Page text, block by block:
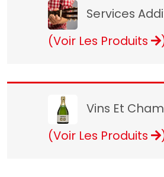
Services
(Voir Les Produits
Vins Et
(Voir Les Produits